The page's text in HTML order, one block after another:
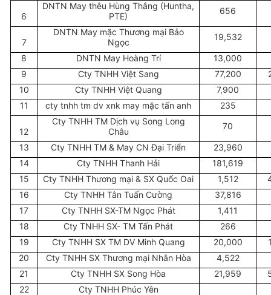
6
DNTN May thêu Hùng Thắng (Huntha,
PTE)
656
7
DNTN May mặc Thương mại Bảo
Ngọc
19,532
8 DNTN May Hoàng Trí
13,000
9
Cty TNHH Việt Sang 77,200
10
Cty TNHH Việt Quang
7,900
11
cty tnhh tm dv xnk may mặc tấn anh 235
12
Cty TNHH TM Dịch vụ Song Long
Châu
70
13 Cty TNHH TM & May CN Đại Triển
23,960
14
Cty TNHH Thanh Hải
181,619
15
Cty TNHH Thương mại & SX Quốc Oai 1,512
16
Cty TNHH Tân Tuấn Cường
37,816
17
Cty TNHH SX-TM Ngọc Phát
1,411
18
Cty TNHH SX- TM Tấn Phát
266
19
Cty TNHH SX TM DV Minh Quang 20,000
20
Cty TNHH SX Thương mại Nhân Hòa
4,522
21
Cty TNHH SX Song Hòa 21,959
22
Cty TNHH Phúc Yên